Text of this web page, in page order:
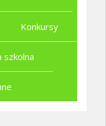
Konkursy
szkolna